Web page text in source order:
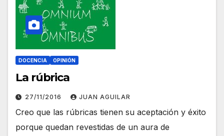
DOCENCIA OPINIÓN
La rúbrica
27/11/2016 JUAN AGUILAR
Creo que las rúbricas tienen su aceptación y éxito
porque quedan revestidas de un aura de